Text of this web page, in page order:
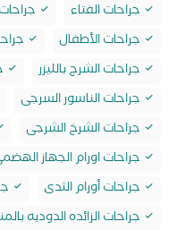
جراحات الفتاء
جراحات الأطفال
جراحات الشرج بالليزر
جراحات الناسور السرجى
جراحات الشرخ الشرجى
جراحات اورام الجهاز
جراحات أورام الثدى
جراحات الزائده الدوديه